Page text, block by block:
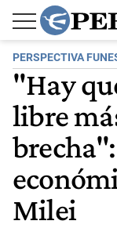
PERSPECTIVA
"Hay
libre
Milei